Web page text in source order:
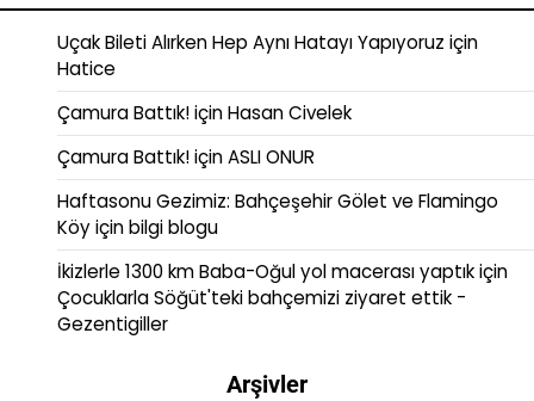
Uçak Bileti Alırken Hep Aynı Hatayı Yapıyoruz için
Hatice
Çamura Battık!içinHasan Civelek
Çamura Battık!içinASLI ONUR
Haftasonu Gezimiz: Bahçeşehir Gölet ve Flamingo
Köyiçinbilgi blogu
İkizlerle 1300 km Baba-Oğul yol macerası yaptıkiçin
Çocuklarla Söğüt'teki bahçemizi ziyaret ettik -
Gezentigiller
Arşivler